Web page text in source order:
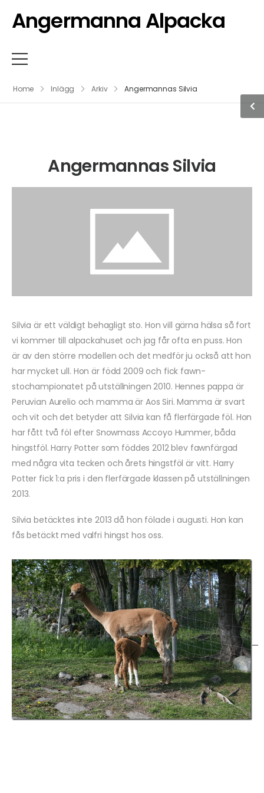
Angermanna Alpacka
Home Inlägg Arkiv Angermannas Silvia
Angermannas Silvia
Silvia är ett väldigt behagligt sto. Hon vill gärna hälsa så fort
vi kommer till alpackahuset och jag får ofta en puss. Hon
är av den större modellen och det medför ju också att hon
har mycket ull. Hon är född 2009 och fick fawn-
stochampionatet på utställningen 2010. Hennes pappa är
Peruvian Aurelio och mamma är Aos Siri. Mamma är svart
och vit och det betyder att Silvia kan få flerfärgade föl. Hon
har fått två föl efter Snowmass Accoyo Hummer, båda
hingstföl. Harry Potter som föddes 2012 blev fawnfärgad
med några vita tecken och årets hingstföl är vitt. Harry
Potter fick 1:a pris i den flerfärgade klassen på utställningen
2013.
Silvia betäcktes inte 2013 då hon fölade i augusti. Hon kan
fås betäckt med valfri hingst hos oss.